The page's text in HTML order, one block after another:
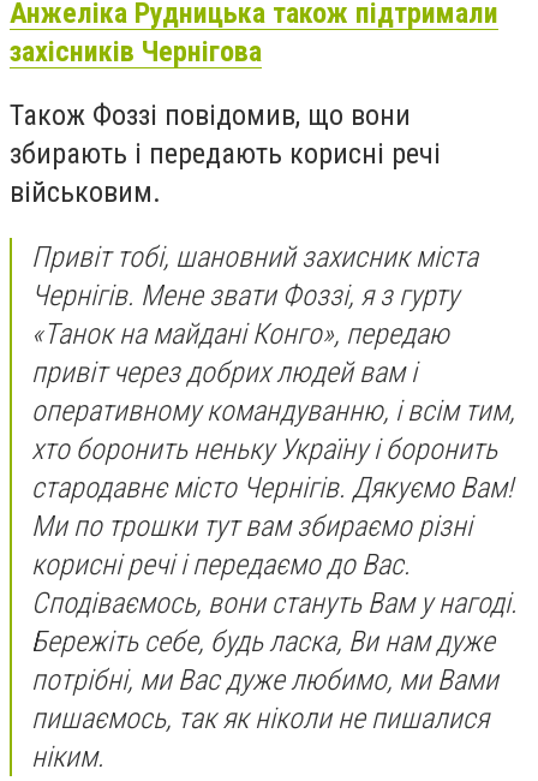
Анжеліка Рудницька також підтримали
захісників Чернігова
Також Фоззі повідомив, що вони
збирають і передають корисні речі
військовим.
Привіт тобі, шановний захисник міста
Чернігів. Мене звати Фоззі, я з гурту
«Танок на майдані Конго», передаю
привіт через добрих людей вам і
оперативному командуванню, і всім тим,
хто боронить неньку Україну і боронить
стародавнє місто Чернігів. Дякуємо Вам!
Ми по трошки тут вам збираємо різні
корисні речі і передаємо до Вас.
Сподіваємось, вони стануть Вам у нагоді.
Бережіть себе, будь ласка, Ви нам дуже
потрібні, ми Вас дуже любимо, ми Вами
пишаємось, так як ніколи не пишалися
ніким.